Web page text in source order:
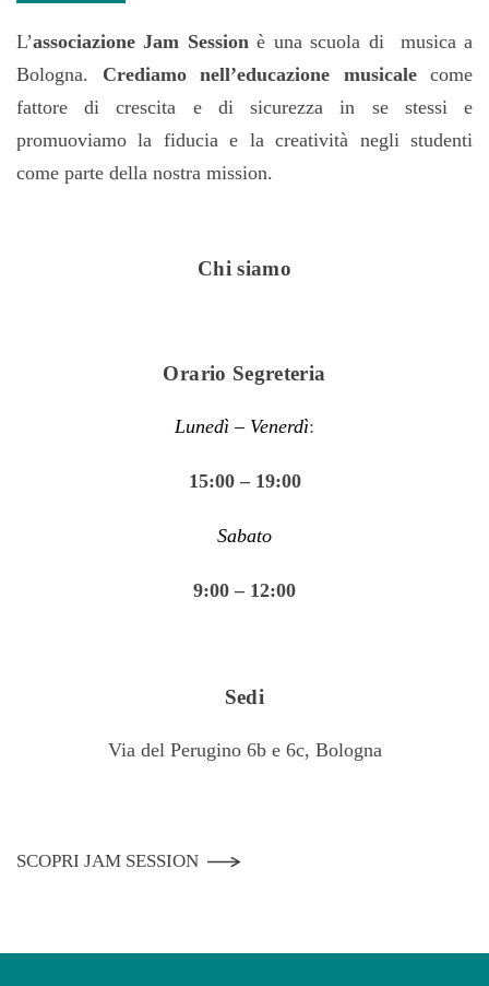
L’associazione Jam Sessionè una scuola di musica a
Bologna. Crediamo nell’educazione musicalecome
fattore di crescita e di sicurezza in se stessi e
promuoviamo la fiducia e la creatività negli studenti
come parte della nostra mission.
Chi siamo
Orario Segreteria
Lunedì – Venerdì:
15:00 – 19:00
Sabato
9:00 – 12:00
Sedi
Via del Perugino 6b e 6c, Bologna
SCOPRI JAM SESSION